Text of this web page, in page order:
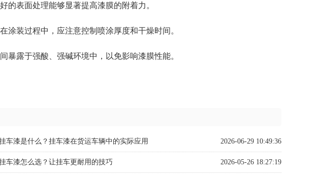
的表面处理能够显著提高漆膜的附着力。
涂装过程中，应注意控制喷涂厚度和干燥时间。
暴露于强酸、强碱环境中，以免影响漆膜性能。
2026-06-29 10:49:36
车漆是什么？挂车漆在货运车辆中的实际应用
2026-05-26 18:27:19
车漆怎么选？让挂车更耐用的技巧